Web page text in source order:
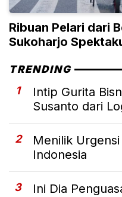
Ribuan Pelari dari
Sukoharjo
TRENDING
1
Intip Gurita
Susanto dari
2
Menilik
Indonesia
3
Ini Dia